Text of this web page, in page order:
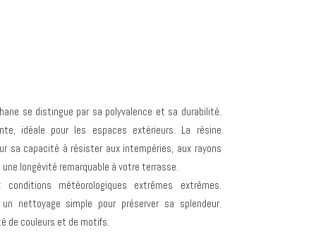
se distingue par sa polyvalence et sa durabilité.
idéale pour les espaces extérieurs. La résine
sa capacité à résister aux intempéries, aux rayons
longévité remarquable à votre terrasse.
conditions météorologiques extrêmes extrêmes.
nettoyage simple pour préserver sa splendeur.
de couleurs et de motifs.